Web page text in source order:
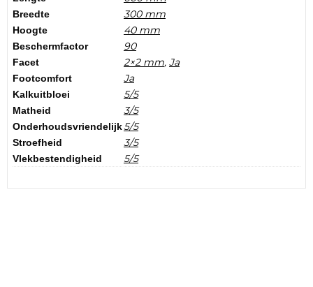
Breedte 300 mm
Hoogte 40 mm
Beschermfactor 90
Facet 2×2 mm, Ja
Footcomfort Ja
Kalkuitbloei 5/5
Matheid 3/5
Onderhoudsvriendelijk5/5
Stroefheid 3/5
Vlekbestendigheid 5/5